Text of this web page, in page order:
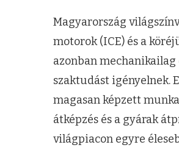
Magyarország
motorok (ICE) és a
azonban mechanikailag
szaktudást igényelnek.
magasan képzett
átképzés és a gyárak
világpiacon egyre